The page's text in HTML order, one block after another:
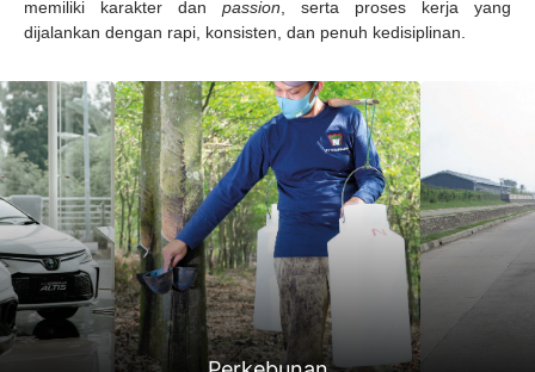
memiliki karakter dan passion , serta proses kerja yang
dijalankan dengan rapi, konsisten, dan penuh kedisiplinan.